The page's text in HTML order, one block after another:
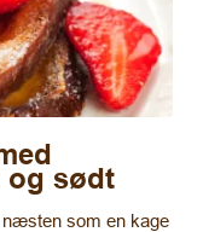
og sødt
næsten som en kage